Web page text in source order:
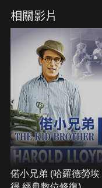
相關影片
偌小兄弟 (哈羅德勞埃